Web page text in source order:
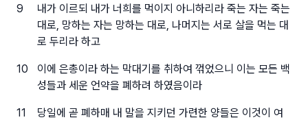
9
내가 이르되 내가 너희를 먹이지 아니하리라 죽는 자는 죽는
대로, 망하는 자는 망하는 대로, 나머지는 서로 살을 먹는 대
로 두리라 하고
10
이에 은총이라 하는 막대기를 취하여 꺾었으니 이는 모든 백
성들과 세운 언약을 폐하려 하였음이라
11
당일에 곧 폐하매 내 말을 지키던 가련한 양들은 이것이 여